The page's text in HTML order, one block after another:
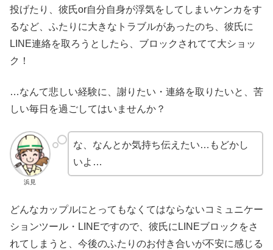
投げたり、彼氏or自分自身が浮気をしてしまいケンカをす
るなど、ふたりに大きなトラブルがあったのち、彼氏に
LINE連絡を取ろうとしたら、ブロックされてて大ショッ
ク！
…なんて悲しい経験に、謝りたい・連絡を取りたいと、苦
しい毎日を過ごしてはいませんか？
浜見
な、なんとか気持ち伝えたい…もどかし
いよ…
どんなカップルにとってもなくてはならないコミュニケー
ションツール・LINEですので、彼氏にLINEブロックをさ
れてしまうと、今後のふたりのお付き合いが不安に感じる